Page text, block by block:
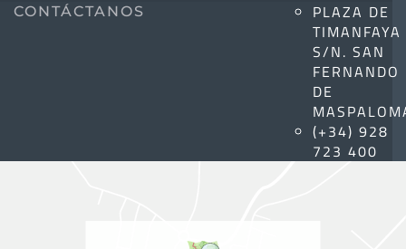
CONTÁCTANOS
PLAZA DE
TIMANFAYA
S/N. SAN
FERNANDO
DE
(+34) 928
723 400